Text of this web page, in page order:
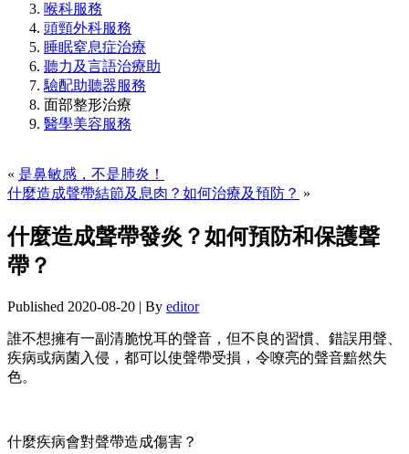
喉科服務
頭頸外科服務
睡眠窒息症治療
聽力及言語治療助
驗配助聽器服務
面部整形治療
醫學美容服務
« 是鼻敏感，不是肺炎！
什麼造成聲帶結節及息肉？如何治療及預防？ »
什麼造成聲帶發炎？如何預防和保護聲
帶？
Published 2020-08-20 | By editor
誰不想擁有一副清脆悅耳的聲音，但不良的習慣、錯誤用聲、
疾病或病菌入侵，都可以使聲帶受損，令嘹亮的聲音黯然失
色。
什麼疾病會對聲帶造成傷害？